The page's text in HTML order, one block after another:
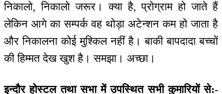
निकालो, निकालो जरूर। क्या है, प्रोग्राम हो जाते हैं
लेकिन आगे का सम्पर्क वह थोड़ा अटेन्शन कम हो जाता है
और निकालना कोई मुश्किल नहीं है। बाकी बापदादा बच्चों
की हिम्मत देख खुश है। समझा। अच्छा।
इन्दौर होस्टल तथा सभा में उपस्थित सभी कुमारियों से:-